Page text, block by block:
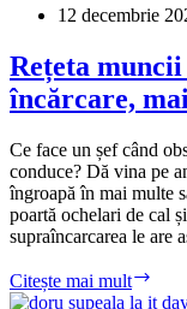
12 decembrie
Rețeta
încărcare,
Ce face un șef când
conduce? Dă vina pe
îngroapă în mai multe
poartă ochelari de cal
supraîncarcarea le are
Citește mai mult